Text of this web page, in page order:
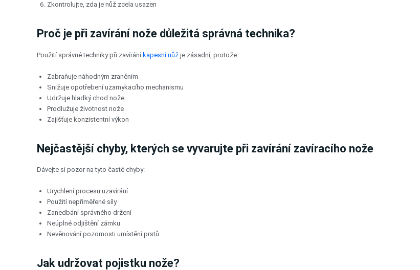
Zkontrolujte, zda je nůž zcela usazen
Proč je při zavírání nože důležitá správná technika?
Použití správné techniky při zavírání kapesní nůž je zásadní, protože:
Zabraňuje náhodným zraněním
Snižuje opotřebení uzamykacího mechanismu
Udržuje hladký chod nože
Prodlužuje životnost nože
Zajišťuje konzistentní výkon
Nejčastější chyby, kterých se vyvarujte při zavírání zavíracího nože
Dávejte si pozor na tyto časté chyby:
Urychlení procesu uzavírání
Použití nepřiměřené síly
Zanedbání správného držení
Neúplné odjištění zámku
Nevěnování pozornosti umístění prstů
Jak udržovat pojistku nože?